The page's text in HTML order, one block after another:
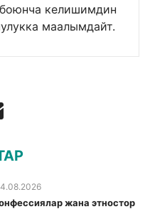
келишимдин
маалымдайт.
жана этностор